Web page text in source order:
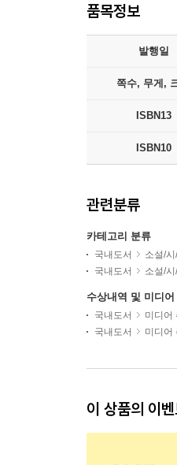
품목정보
발행일
쪽수, 무게,
ISBN13
ISBN10
관련분류
카테고리 분류
국내도서 소설/
국내도서
소설/
수상내역 및 미디
국내도서 미디어
국내도서
미디어
이 상품의 이